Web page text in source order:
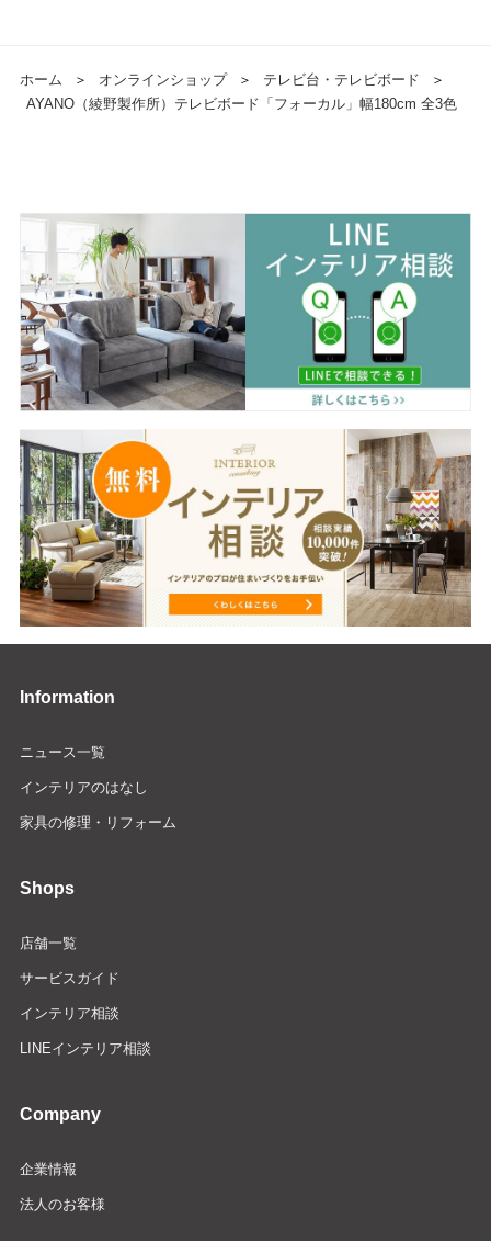
ホーム ＞ オンラインショップ ＞ テレビ台・テレビボード
＞
AYANO（綾野製作所）テレビボード「フォーカル」幅180cm 全3色
Information
ニュース一覧
インテリアのはなし
家具の修理・リフォーム
Shops
店舗一覧
サービスガイド
インテリア相談
LINEインテリア相談
Company
企業情報
法人のお客様